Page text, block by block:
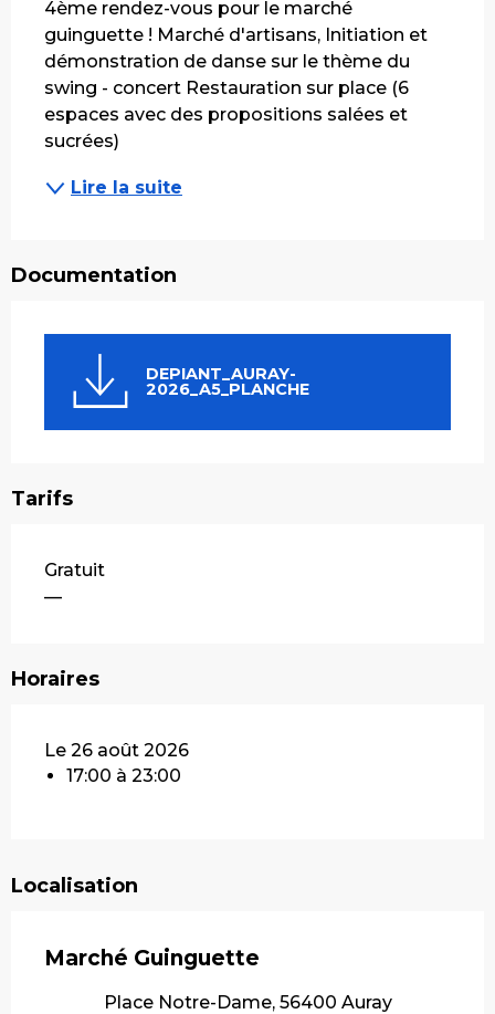
4ème rendez-vous pour le marché
guinguette ! Marché d'artisans, Initiation et
démonstration de danse sur le thème du
swing - concert Restauration sur place (6
espaces avec des propositions salées et
sucrées)
Lire la suite
Documentation
DEPIANT_AURAY-
2026_A5_PLANCHE
Tarifs
Gratuit
—
Horaires
Le 26 août 2026
17:00 à 23:00
Localisation
Marché Guinguette
Place Notre-Dame, 56400 Auray